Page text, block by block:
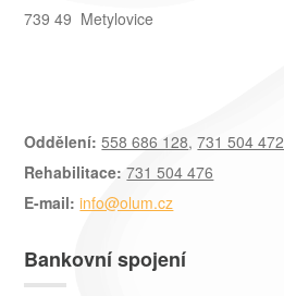
739 49 Metylovice
Oddělení: 558 686 128,731 504 472
Rehabilitace: 731 504 476
E-mail: info@olum.cz
Bankovní spojení